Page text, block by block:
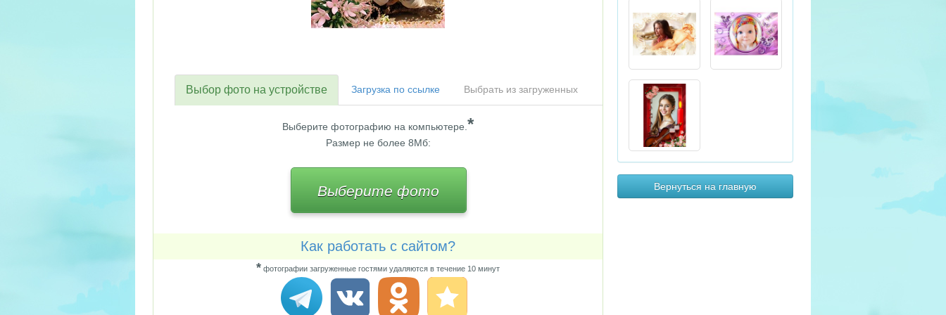
Вернуться на главную
Выбор фото на устройстве Загрузка по ссылке Выбрать из загруженных
Выберите фотографию на компьютере. *
Размер не более 8Мб:
Выберите фото
Как работать с сайтом?
* фотографии загруженные гостями удаляются в течение 10 минут